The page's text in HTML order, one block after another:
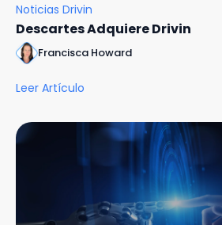
Noticias Drivin
Descartes Adquiere Drivin
Francisca Howard
Leer Artículo